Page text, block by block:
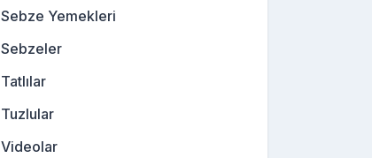
Sebze Yemekleri
Sebzeler
Tatlılar
Tuzlular
Videolar